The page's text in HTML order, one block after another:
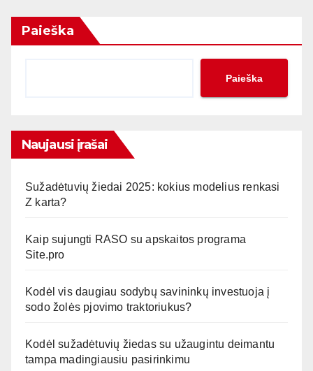
Paieška
Paieška
Naujausi įrašai
Sužadėtuvių žiedai 2025: kokius modelius renkasi
Z karta?
Kaip sujungti RASO su apskaitos programa
Site.pro
Kodėl vis daugiau sodybų savininkų investuoja į
sodo žolės pjovimo traktoriukus?
Kodėl sužadėtuvių žiedas su užaugintu deimantu
tampa madingiausiu pasirinkimu